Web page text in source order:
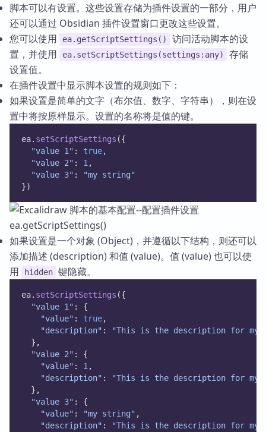
脚本可以有设置。这些设置存储为插件设置的一部分，用户
还可以通过 Obsidian 插件设置窗口更改这些设置。
您可以使用
ea.getScriptSettings()
访问活动脚本的设
置，并使用
ea.setScriptSettings(settings:any)
存储
设置值。
在插件设置中显示脚本设置的规则如下：
如果设置是简单的文字（布尔值、数字、字符串），则在设
置中将按原样显示。设置的名称将是值的键。
ea. setScriptSettings ({
"value 1" : true,
"value 2" : 1 ,
"value 3" :
"my string"
})
如果设置是一个对象 (Object)，并遵循以下结构，则还可以
添加描述 (description) 和值 (value)。值 (value) 也可以使
用
hidden 键隐藏。
ea. setScriptSettings ({
"value 1" : {
"value" : true,
"description" :
"This is the description for my
  },
"value 2" : {
"value" : 1 ,
"description" :
"This is the description for my
  },
"value 3" : {
"value" : "my string" ,
"description" :
"This is the description for my